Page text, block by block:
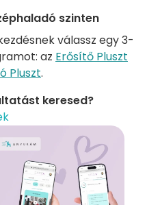
szinten
válassz egy 3-
az Erősítő Pluszt
Pluszt.
keresed?